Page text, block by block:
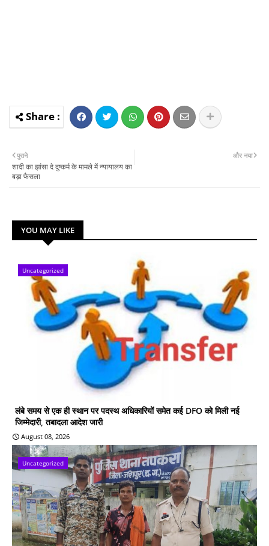
और नया
पुराने
शादी का झांसा दे दुष्कर्म के मामले में न्यायालय का
बड़ा फैसला
YOU MAY LIKE
Uncategorized
लंबे समय से एक ही स्थान पर पदस्थ अधिकारियों समेत कई DFO को मिली नई
जिम्मेदारी, तबादला आदेश जारी
August 08, 2026
Uncategorized